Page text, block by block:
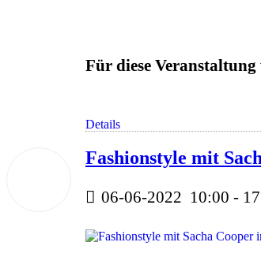
Für diese
Details
Fashionstyle mit
06-06-2022 10:00 -